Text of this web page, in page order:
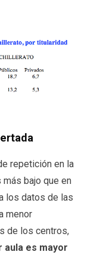
repetición en la
bajo que en
los datos de las
menor
de los centros,
aula es mayor